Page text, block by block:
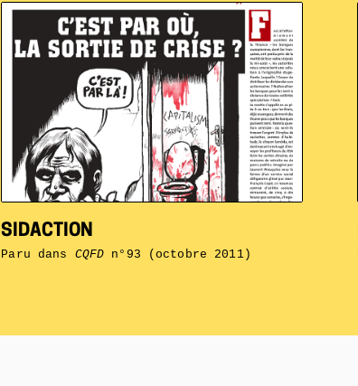
SIDACTION
Paru dans CQFD n°93 (octobre 2011)